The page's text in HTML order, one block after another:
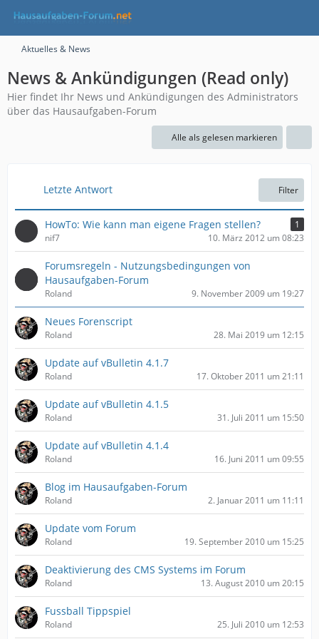
Aktuelles & News
News & Ankündigungen (Read only)
Hier findet Ihr News und Ankündigungen des Administrators
über das Hausaufgaben-Forum
Alle als gelesen markieren
Letzte Antwort Filter
HowTo: Wie kann man eigene Fragen stellen?
1
nif7
10. März 2012 um 08:23
Forumsregeln - Nutzungsbedingungen von
Hausaufgaben-Forum
Roland 9. November 2009 um 19:27
Neues Forenscript
Roland 28. Mai 2019 um 12:15
Update auf vBulletin 4.1.7
Roland 17. Oktober 2011 um 21:11
Update auf vBulletin 4.1.5
Roland 31. Juli 2011 um 15:50
Update auf vBulletin 4.1.4
Roland 16. Juni 2011 um 09:55
Blog im Hausaufgaben-Forum
Roland 2. Januar 2011 um 11:11
Update vom Forum
Roland 19. September 2010 um 15:25
Deaktivierung des CMS Systems im Forum
Roland 13. August 2010 um 20:15
Fussball Tippspiel
Roland 25. Juli 2010 um 12:53